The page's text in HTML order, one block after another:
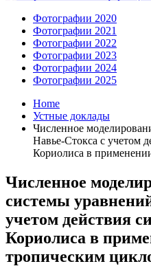
Фотографии 2020
Фотографии 2021
Фотографии 2022
Фотографии 2023
Фотографии 2024
Фотографии 2025
Home
Устные доклады
Численное
Навье-Стокса с учетом
Кориолиса в
Численное
системы
учетом действия
Кориолиса в
тропическим